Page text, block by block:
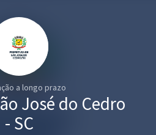
a longo prazo
José do Cedro
- SC